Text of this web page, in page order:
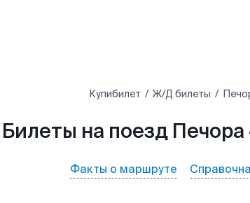
Купибилет Ж/Д билеты
Билеты на поезд
Факты о маршруте